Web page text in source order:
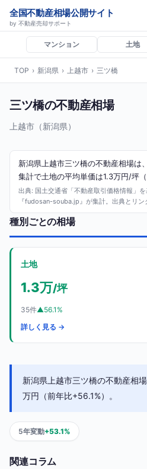
全国不動産相場公開サイト
by 不動産売却サポート
マンション 土地
TOP › 新潟県 › 上越市 › 三ツ橋
三ツ橋の不動産相場
上越市（新潟県）
新潟県上越市三ツ橋の不動産相場は
集計で土地の平均単価は1.3万円/坪
出典: 国土交通省「不動産取引価格情報」
『fudosan-souba.jp』が集計。出典とリン
種別ごとの相場
土地
1.3万/坪
35件▲56.1%
詳しく見る →
新潟県上越市三ツ橋の不動産相
万円（前年比+56.1%）。
5年変動+53.1%
関連コラム